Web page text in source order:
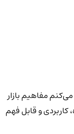
مفاهیم بازار
و قابل فهم